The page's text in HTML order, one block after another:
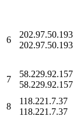
6
202.97.50.193
202.97.50.193
7
58.229.92.157
58.229.92.157
8
118.221.7.37
118.221.7.37